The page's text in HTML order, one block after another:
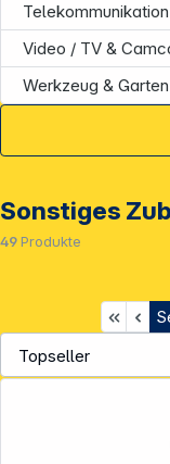
Video / TV &
Werkzeug & Garten
Sonstiges
49 Produkte